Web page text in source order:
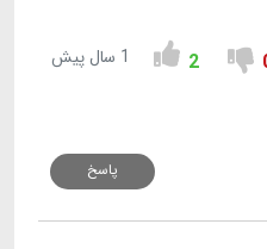
2 1 سال پیش
پاسخ